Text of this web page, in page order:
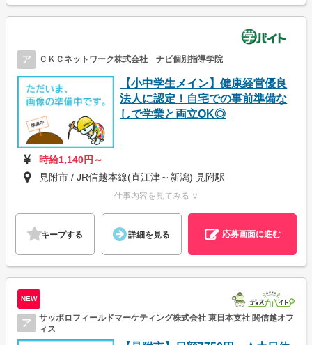
ア ＣＫＣネットワーク株式会社 ナビ個別指導学院
【小中学生メイン】健康経営優良
法人に認定！自宅での事前準備な
しで学業と両立OK◎
時給1,140円～
見附市 / JR信越本線(直江津～新潟) 見附駅
仕事内容を見てみる ∨
キープする 詳細を見る 応募画面に進む
NEW
ア
サッポロフィールドマーケティング株式会社 東日本支社 関信越オフ
ィス